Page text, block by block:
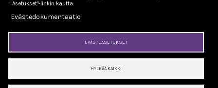
"Asetukset"-linkin kautta.
Evästedokumentaatio
EVÄSTEASETUKSET
HYLKÄÄ KAIKKI